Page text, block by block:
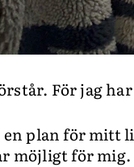
För jag
plan för mitt
möjligt för mig.